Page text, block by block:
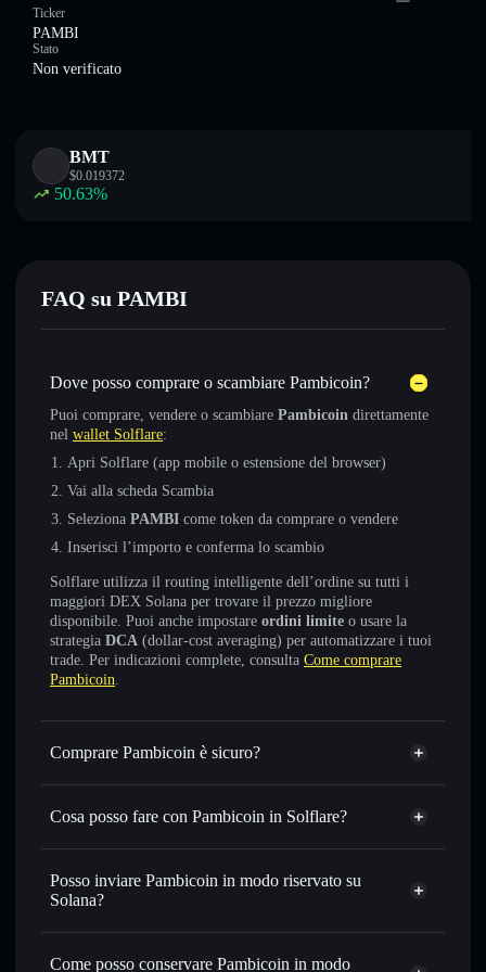
Ticker
PAMBI
Stato
Non verificato
BMT
$0.019372
50.63%
FAQ su PAMBI
Dove posso comprare o scambiare Pambicoin?
Puoi comprare, vendere o scambiare Pambicoin direttamente
nel wallet Solflare:
Apri Solflare (app mobile o estensione del browser)
Vai alla scheda Scambia
Seleziona PAMBI come token da comprare o vendere
Inserisci l’importo e conferma lo scambio
Solflare utilizza il routing intelligente dell’ordine su tutti i
maggiori DEX Solana per trovare il prezzo migliore
disponibile. Puoi anche impostare ordini limite o usare la
strategia DCA (dollar-cost averaging) per automatizzare i tuoi
trade. Per indicazioni complete, consulta Come comprare
Pambicoin.
Comprare Pambicoin è sicuro?
Pambicoin non è verificato
Cosa posso fare con Pambicoin in Solflare?
Pambicoin
wallet Solflare
Scambiare istantaneamente— scambia PAMBI in SOL,
USDC o in migliaia di altri token Solana al prezzo migliore
prezzo desiderato di PAMBI
Posso inviare Pambicoin in modo riservato su
Solana?
Aggregatore di privacy
Come posso conservare Pambicoin in modo